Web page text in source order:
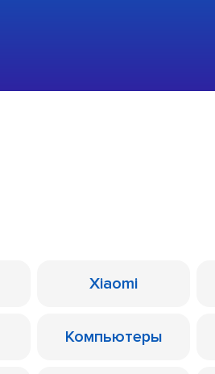
Xiaomi
Компьютеры